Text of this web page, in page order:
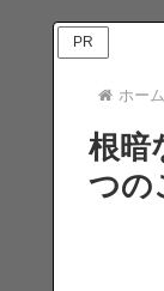
PR
ホーム
根暗
つの